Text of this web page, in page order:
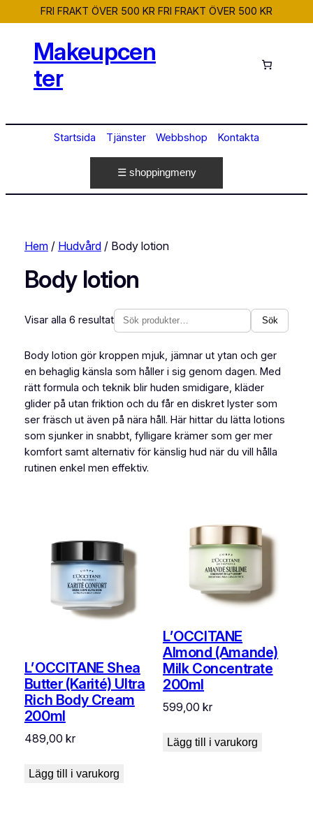
FRI FRAKT ÖVER 500 KR FRI FRAKT ÖVER 500 KR
Makeupcen
ter
Startsida Tjänster Webbshop Kontakta
☰ shoppingmeny
Hem/ Hudvård/ Body lotion
Body lotion
Visar alla 6 resultat
Sök
Sök
Body lotion gör kroppen mjuk, jämnar ut ytan och ger
en behaglig känsla som håller i sig genom dagen. Med
rätt formula och teknik blir huden smidigare, kläder
glider på utan friktion och du får en diskret lyster som
ser fräsch ut även på nära håll. Här hittar du lätta lotions
som sjunker in snabbt, fylligare krämer som ger mer
komfort samt alternativ för känslig hud när du vill hålla
rutinen enkel men effektiv.
L’OCCITANE Shea
Butter (Karité) Ultra
Rich Body Cream
200ml
489,00 kr
Lägg till i varukorg
L’OCCITANE
Almond (Amande)
Milk Concentrate
200ml
599,00kr
Lägg till i varukorg